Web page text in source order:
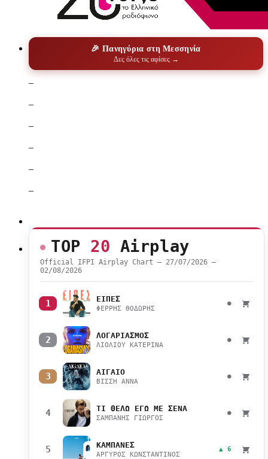
🎉 Πανηγύρια στη Μεσσηνία
Δες όλες τις αφίσες →
–
–
–
–
–
–
TOP 20 Airplay
Official IFPI Airplay Chart — 27/07/2026 –
02/08/2026
1 ΕΙΠΕΣ
ΦΕΡΡΗΣ ΘΟΔΩΡΗΣ
●
2 ΛΟΓΑΡΙΑΣΜΟΣ
ΛΙΟΛΙΟΥ ΚΑΤΕΡΙΝΑ
●
3 ΑΙΓΑΙΟ
ΒΙΣΣΗ ΑΝΝΑ
●
4 ΤΙ ΘΕΛΩ ΕΓΩ ΜΕ ΣΕΝΑ
ΣΑΜΠΑΝΗΣ ΓΙΩΡΓΟΣ
●
5 ΚΑΜΠΑΝΕΣ
ΑΡΓΥΡΟΣ ΚΩΝΣΤΑΝΤΙΝΟΣ
▲ 6